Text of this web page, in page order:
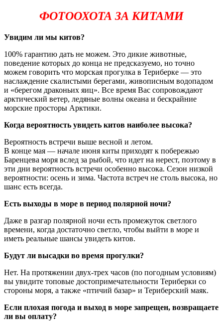
ФОТООХОТА ЗА КИТАМИ
Увидим ли мы китов?
100% гарантию дать не можем. Это дикие животные,
поведение которых до конца не предсказуемо, но точно
можем говорить что морская прогулка в Териберке — это
наслаждение скалистыми берегами, живописным водопадом
и «берегом драконьих яиц». Все время Вас сопровождают
арктический ветер, ледяные волны океана и бескрайние
морские просторы Арктики.
Когда вероятность увидеть китов наиболее высока?
Вероятность встречи выше весной и летом.
В конце мая — начале июня киты приходят к побережью
Баренцева моря вслед за рыбой, что идет на нерест, поэтому в
эти дни вероятность встречи особенно высока. Сезон низкой
вероятности: осень и зима. Частота встреч не столь высока, но
шанс есть всегда.
Есть выходы в море в период полярной ночи?
Даже в разгар полярной ночи есть промежуток светлого
времени, когда достаточно светло, чтобы выйти в море и
иметь реальные шансы увидеть китов.
Будут ли высадки во время прогулки?
Нет. На протяжении двух-трех часов (по погодным условиям)
вы увидите топовые достопримечательности Териберки со
стороны моря, а также «птичий базар» и Териберский маяк.
Если плохая погода и выход в море запрещен, возвращаете
ли вы оплату?